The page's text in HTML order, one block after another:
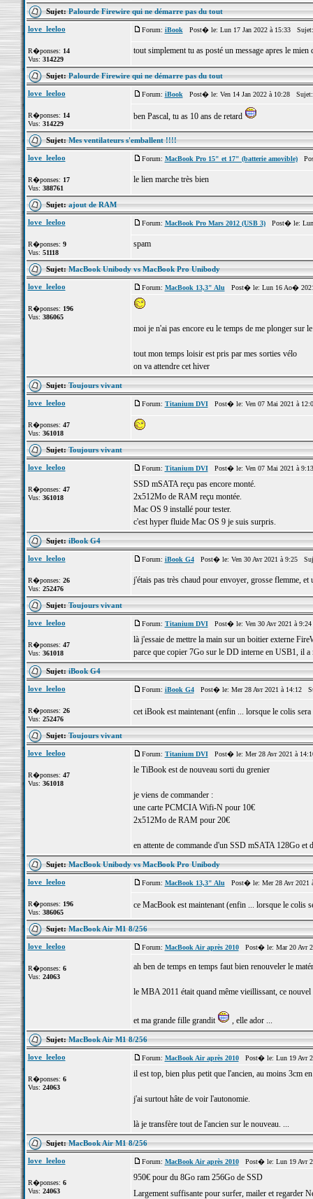
Sujet:Palourde Firewire qui ne démarre pas du tout
love_leeloo
R�ponses: 14
Vus: 314229
Forum: iBook Post� le: Lun 17 Jan 2022 à 15:33
tout simplement tu as posté un message apres le
Sujet:Palourde Firewire qui ne démarre pas du tout
love_leeloo
R�ponses: 14
Vus: 314229
Forum: iBook Post� le: Ven 14 Jan 2022 à 10:28
ben Pascal, tu as 10 ans de retard
Sujet:Mes ventilateurs s'emballent !!!!
love_leeloo
R�ponses: 17
Vus: 388761
Forum: MacBook Pro 15" et 17" (batterie amovible)
le lien marche très bien
Sujet:ajout de RAM
love_leeloo
R�ponses: 9
Vus: 51118
Forum: MacBook Pro Mars 2012 (USB 3)Post� le: Lun
spam
Sujet:MacBook Unibody vs MacBook Pro Unibody
love_leeloo
R�ponses: 196
Vus: 386065
Forum: MacBook 13,3" Alu Post� le: Lun 16 Ao�
moi je n'ai pas encore eu le temps de me plonger sur
tout mon temps loisir est pris par mes sorties vélo
on va attendre cet hiver
Sujet:Toujours vivant
love_leeloo
R�ponses: 47
Vus: 361018
Forum: Titanium DVIPost� le: Ven 07 Mai 2021 à
Sujet:Toujours vivant
love_leeloo
R�ponses: 47
Vus: 361018
Forum: Titanium DVIPost� le: Ven 07 Mai 2021 à
SSD mSATA reçu pas encore monté.
2x512Mo de RAM reçu montée.
Mac OS 9 installé pour tester.
c'est hyper fluide Mac OS 9 je suis surpris.
Sujet:iBook G4
love_leeloo
R�ponses: 26
Vus: 252476
Forum: iBook G4Post� le: Ven 30 Avr 2021 à 9:25
j'étais pas très chaud pour envoyer, grosse flemme,
Sujet:Toujours vivant
love_leeloo
R�ponses: 47
Vus: 361018
Forum: Titanium DVIPost� le: Ven 30 Avr 2021 à
là j'essaie de mettre la main sur un boitier externe
parce que copier 7Go sur le DD interne en USB1, il
Sujet:iBook G4
love_leeloo
R�ponses: 26
Vus: 252476
Forum: iBook G4Post� le: Mer 28 Avr 2021 à 14:12
cet iBook est maintenant (enfin ... lorsque le colis
Sujet:Toujours vivant
love_leeloo
R�ponses: 47
Vus: 361018
Forum: Titanium DVIPost� le: Mer 28 Avr 2021 à
le TiBook est de nouveau sorti du grenier
je viens de commander :
une carte PCMCIA Wifi-N pour 10€
2x512Mo de RAM pour 20€
en attente de commande d'un SSD mSATA 128Go et
Sujet:MacBook Unibody vs MacBook Pro Unibody
love_leeloo
R�ponses: 196
Vus: 386065
Forum: MacBook 13,3" Alu Post� le: Mer 28 Avr
ce MacBook est maintenant (enfin ... lorsque le colis
Sujet:MacBook Air M1 8/256
love_leeloo
R�ponses: 6
Vus: 24063
Forum: MacBook Air après 2010Post� le: Mar 20 Avr
ah ben de temps en temps faut bien renouveler le
le MBA 2011 était quand même vieillissant, ce
et ma grande fille grandit , elle ador ...
Sujet:MacBook Air M1 8/256
love_leeloo
R�ponses: 6
Vus: 24063
Forum: MacBook Air après 2010Post� le: Lun 19 Avr
il est top, bien plus petit que l'ancien, au moins 3cm
j'ai surtout hâte de voir l'autonomie.
là je transfère tout de l'ancien sur le nouveau. ...
Sujet:MacBook Air M1 8/256
love_leeloo
R�ponses: 6
Vus: 24063
Forum: MacBook Air après 2010Post� le: Lun 19 Avr
950€ pour du 8Go ram 256Go de SSD
Largement suffisante pour surfer, mailer et regarder